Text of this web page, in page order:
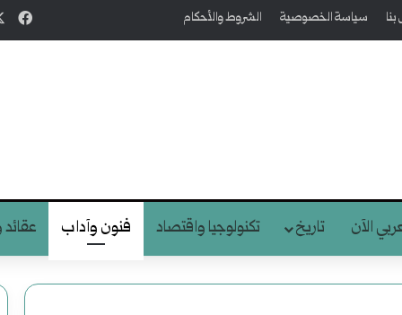
سياسة الخصوصية الشروط والأحكام
الآن تاريخ تكنولوجيا واقتصاد فنون وآداب عقائد